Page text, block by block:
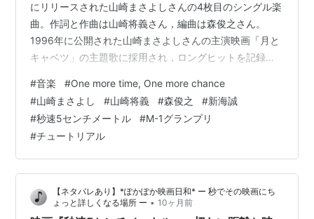
にリリースされた山崎まさよしさんの4枚目のシングル楽
曲。作詞と作曲は山崎将義さん，編曲は森俊之さん。
1996年に公開された山崎まさよしさんの主演映画「月と
キャベツ」の主題歌に採用され，ロングヒットを記録。
ェア･エニックスのアプリゲーム「ロマンシング サガ リ･
ユニバース」2周年キャンペーンのTV CMソングに採用。
2007年に公開された新海誠監督のアニメ映画「秒速5セ
ンチメートル」の主題歌に使用され，「One more time,
One more …
#音楽 #One more time, One more chance
#山崎まさよし #山崎将義 #森俊之 #新海誠
#秒速5センチメートル #M-1グランプリ
#チュートリアル
【ネタバレあり】*ぽかぽか映画日和* ー 秒でその映画にち
ょっと詳しくなる場所 ー • 10ヶ月前